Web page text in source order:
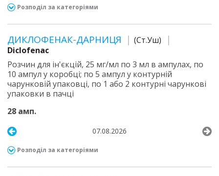
Розподіл за категоріями
ДИКЛОФЕНАК-ДАРНИЦЯ
(Ст.Уш)
Diclofenac
Розчин для ін'єкцій, 25 мг/мл по 3 мл в ампулах, по
10 ампул у коробці; по 5 ампул у контурній
чарунковій упаковці, по 1 або 2 контурні чарункові
упаковки в пачці
28 амп.
07.08.2026
Розподіл за категоріями